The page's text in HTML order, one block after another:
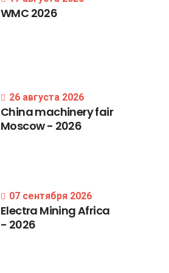
WMC 2026
26 августа 2026
Chinamachineryfair
Moscow- 2026
07 сентября 2026
Electra MiningAfrica
- 2026